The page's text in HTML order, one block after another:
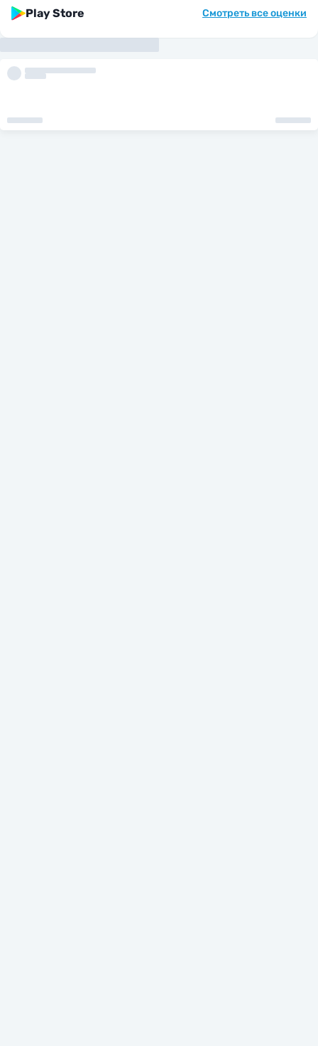
Play Store Смотреть все оценки